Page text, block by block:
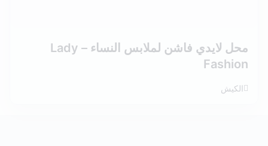
محل لايدي فاشن لملابس النساء – Lady
Fashion
الكيش